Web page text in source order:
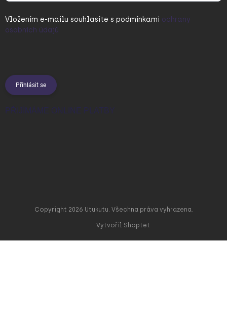
Vložením e-mailu souhlasíte s podmínkami ochrany
osobních údajů
Přihlásit se
PŘIJÍMÁME ONLINE PLATBY
Vytvořil Shoptet
Copyright 2026 Utukutu. Všechna práva vyhrazena.